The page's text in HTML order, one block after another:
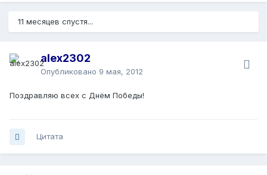
11 месяцев спустя...
alex2302
Опубликовано 9 мая, 2012
Поздравляю всех с Днём Победы!
Цитата